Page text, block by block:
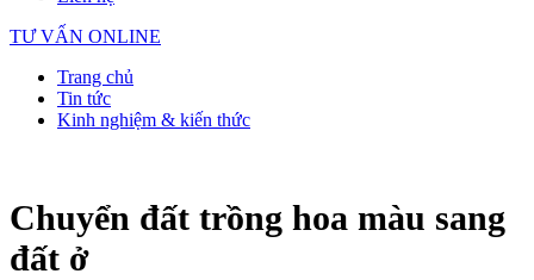
TƯ VẤN ONLINE
Trang chủ
Tin tức
Kinh nghiệm & kiến thức
Chuyển đất trồng hoa màu sang
đất ở